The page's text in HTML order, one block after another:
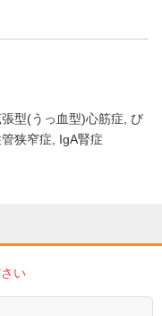
型(うっ血型)心筋症 び
狭窄症 IgA腎症
い